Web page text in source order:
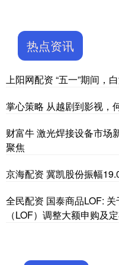
热点资讯
上阳网配资 “五一”期间，
掌心策略 从越剧到影视，
财富牛 激光焊接设备市场
聚焦
京海配资 冀凯股份振幅
全民配资 国泰商品LOF:
（LOF）调整大额申购及